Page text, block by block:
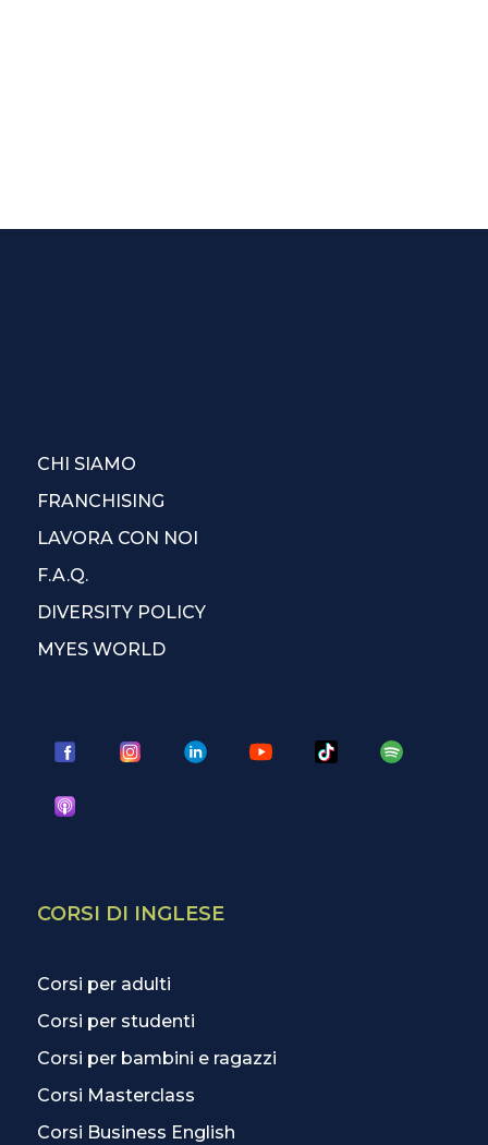
CHI SIAMO
FRANCHISING
LAVORA CON NOI
F.A.Q.
DIVERSITY POLICY
MYES WORLD
CORSI DI INGLESE
Corsi per adulti
Corsi per studenti
Corsi per bambini e ragazzi
Corsi Masterclass
Corsi Business English